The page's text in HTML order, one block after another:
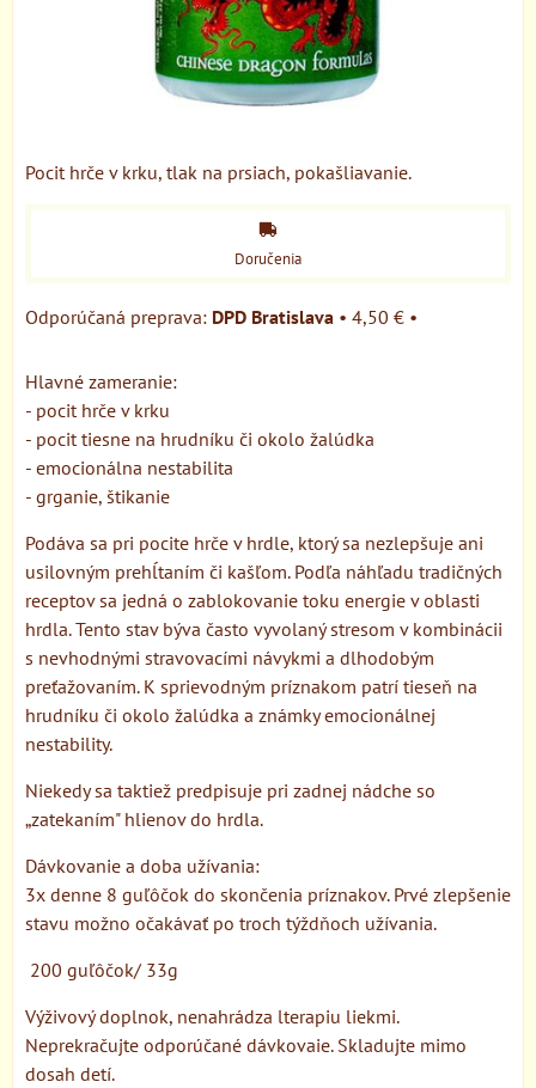
Pocit hrče v krku, tlak na prsiach, pokašliavanie.
Doručenia
DPD Bratislava • 4,50 € •
Hlavné zameranie:
- pocit hrče v krku
- pocit tiesne na hrudníku či okolo žalúdka
- emocionálna nestabilita
- grganie, štikanie
Podáva sa pri pocite hrče v hrdle, ktorý sa nezlepšuje ani
usilovným prehĺtaním či kašľom. Podľa náhľadu tradičných
receptov sa jedná o zablokovanie toku energie v oblasti
hrdla. Tento stav býva často vyvolaný stresom v kombinácii
s nevhodnými stravovacími návykmi a dlhodobým
preťažovaním. K sprievodným príznakom patrí tieseň na
hrudníku či okolo žalúdka a známky emocionálnej
nestability.
Niekedy sa taktiež predpisuje pri zadnej nádche so
„zatekaním" hlienov do hrdla.
Dávkovanie a doba užívania:
3x denne 8 guľôčok do skončenia príznakov. Prvé zlepšenie
stavu možno očakávať po troch týždňoch užívania.
200 guľôčok/ 33g
Výživový doplnok, nenahrádza lterapiu liekmi.
Neprekračujte odporúčané dávkovaie. Skladujte mimo
dosah detí.